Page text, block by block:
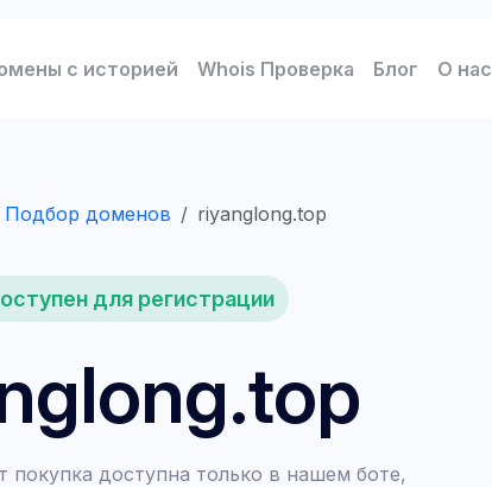
с историей Whois Проверка Блог О нас
Подбор доменов riyanglong.top
для регистрации
доступна только в нашем боте,